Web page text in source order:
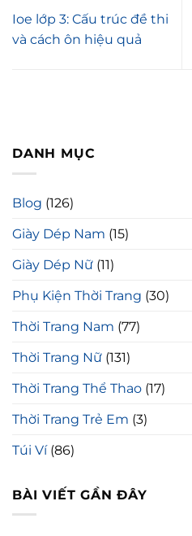
DANH MỤC
Blog (126)
Giày Dép Nam (15)
Giày Dép Nữ (11)
Phụ Kiện Thời Trang (30)
Thời Trang Nam (77)
Thời Trang Nữ (131)
Thời Trang Thể Thao (17)
Thời Trang Trẻ Em (3)
Túi Ví(86)
BÀI VIẾT GẦN ĐÂY
Ioe lớp 3: Cấu trúc đề thi
và cách ôn hiệu quả